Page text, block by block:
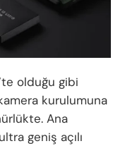
olduğu gibi
kurulumuna
Ana
geniş açılı